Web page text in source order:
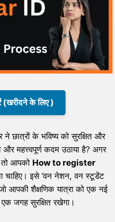
(खरीदने के लिए )
छात्रों के भविष्य को सुरक्षित और
महत्त्वपूर्ण कदम उठाया है? अगर
तो आपको How to register
चाहिए। इसे ‘वन नेशन, वन स्टूडेंट
आपकी शैक्षणिक यात्रा को एक नई
जगह सुरक्षित रखेगा।